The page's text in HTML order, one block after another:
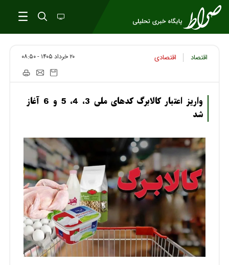
اقتصاد اقتصادی ۲۰ خرداد ۱۴۰۵ - ۰۸:۵۰
واریز اعتبار کالابرگ کدهای ملی 3، 4، 5 و 6 آغاز
شد